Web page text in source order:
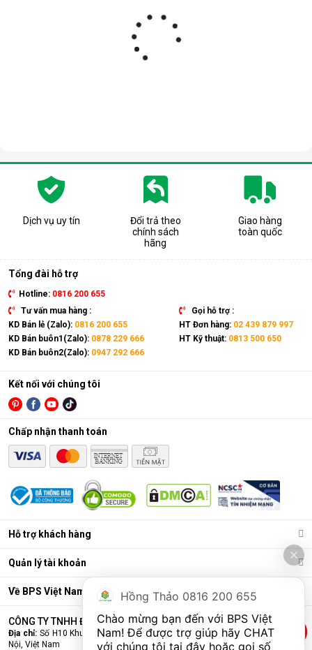
Dịch vụ uy tín
Đổi trả theo
chính sách
hãng
Giao hàng
toàn quốc
Tổng đài hỗ trợ
Hotline: 0816 200 655
Tư vấn mua hàng :
KD Bán lẻ (Zalo): 0816 200 655
KD Bán buôn1(Zalo): 0878 229 666
KD Bán buôn2(Zalo): 0947 292 666
Gọi hỗ trợ :
HT Đơn hàng: 02 439 879 997
HT Kỹ thuật: 0813 500 650
Hỗ trợ khách hàng
Quản lý tài khoản
Về BPS Việt Nam
Kết nối với chúng tôi
Chấp nhận thanh toán
CÔNG TY TNHH ĐẦU TƯ VÀ THƯƠNG MẠI BPS VIỆT NAM
Địa chỉ: Số H10 Khu đấu giá Ngô Thì Nhậm, Phường Hà Đông, Thành phố Hà
Nội, Việt Nam
Hồng Thảo 0816 200 655
Chào mừng bạn đến với BPS Việt
Nam! Để được trợ giúp hãy CHAT